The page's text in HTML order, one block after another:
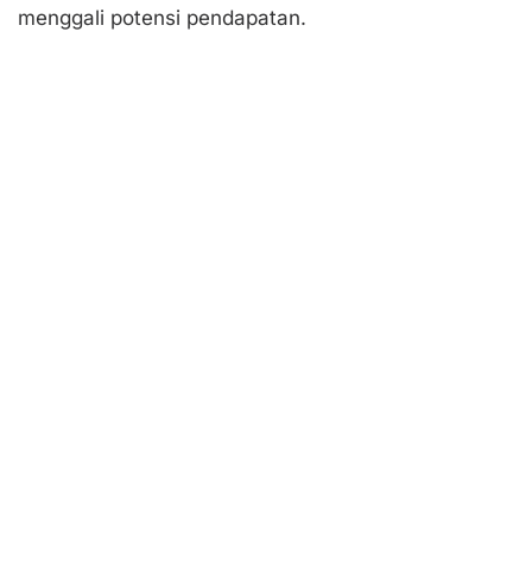
menggali potensi pendapatan.